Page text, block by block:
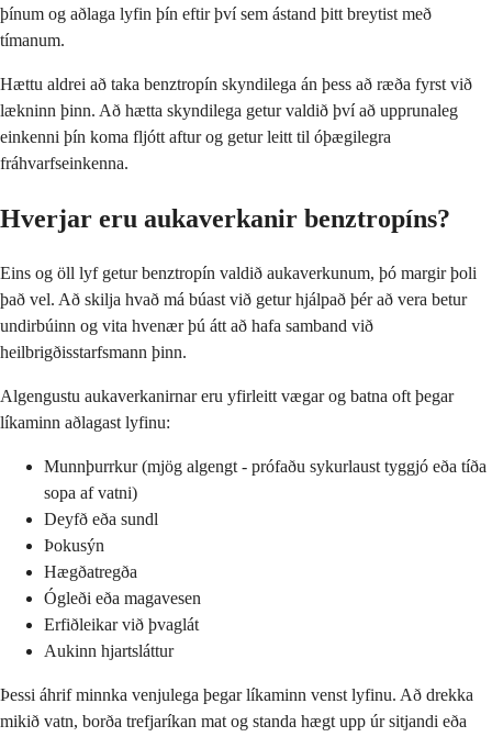
þínum og aðlaga lyfin þín eftir því sem ástand þitt breytist með
tímanum.
Hættu aldrei að taka benztropín skyndilega án þess að ræða fyrst við
lækninn þinn. Að hætta skyndilega getur valdið því að upprunaleg
einkenni þín koma fljótt aftur og getur leitt til óþægilegra
fráhvarfseinkenna.
Hverjar eru aukaverkanir benztropíns?
Eins og öll lyf getur benztropín valdið aukaverkunum, þó margir þoli
það vel. Að skilja hvað má búast við getur hjálpað þér að vera betur
undirbúinn og vita hvenær þú átt að hafa samband við
heilbrigðisstarfsmann þinn.
Algengustu aukaverkanirnar eru yfirleitt vægar og batna oft þegar
líkaminn aðlagast lyfinu:
Munnþurrkur (mjög algengt - prófaðu sykurlaust tyggjó eða tíða
sopa af vatni)
Deyfð eða sundl
Þokusýn
Hægðatregða
Ógleði eða magavesen
Erfiðleikar við þvaglát
Aukinn hjartsláttur
Þessi áhrif minnka venjulega þegar líkaminn venst lyfinu. Að drekka
mikið vatn, borða trefjaríkan mat og standa hægt upp úr sitjandi eða